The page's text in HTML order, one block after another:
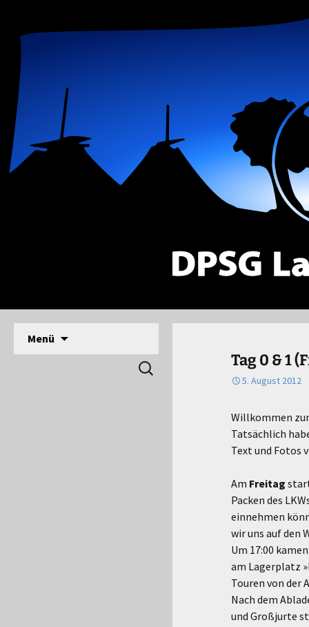
Pfadfinder Langerwehe
DPSG Stamm Langerwehe, Deutsche
Menü
Suchen
nach:
Tag 0 & 1
5. August 2012
Willkommen
Tatsächlich
Text und Fotos
Am Freitag
Packen des
einnehmen
wir uns auf den
Um 17:00
am Lagerplatz
Touren von der
Nach dem
und Großjurte